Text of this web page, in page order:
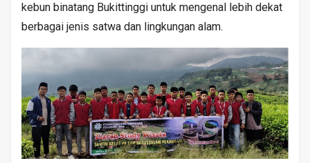
kebun binatang Bukittinggi untuk mengenal lebih dekat
berbagai jenis satwa dan lingkungan alam.